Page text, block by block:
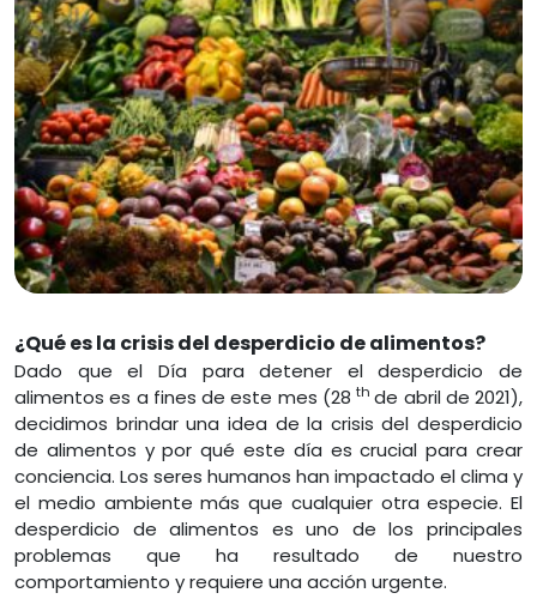
¿Qué es la crisis del desperdicio de alimentos?
Dado que el Día para detener el desperdicio de
alimentos es a fines de este mes (28 th de abril de 2021),
decidimos brindar una idea de la crisis del desperdicio
de alimentos y por qué este día es crucial para crear
conciencia. Los seres humanos han impactado el clima y
el medio ambiente más que cualquier otra especie. El
desperdicio de alimentos es uno de los principales
problemas que ha resultado de nuestro
comportamiento y requiere una acción urgente.